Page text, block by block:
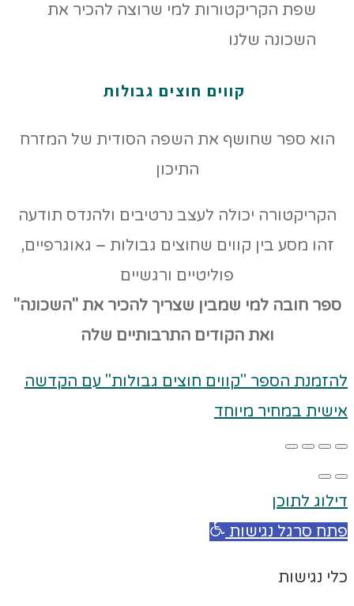
קווים חוצים גבולות
הוא ספר שחושף את השפה הסודית של המזרח
התיכון
הקריקטורה יכולה לעצב נרטיבים ולהנדס תודעה
זהו מסע בין קווים שחוצים גבולות – גאוגרפיים,
פוליטיים ורגשיים
ספר חובה למי שמבין שצריך להכיר את "השכונה"
ואת הקודים התרבותיים שלה
להזמנת הספר "קווים חוצים גבולות" עם הקדשה
אישית במחיר מיוחד
דילוג לתוכן
פתח סרגל נגישות
כלי נגישות